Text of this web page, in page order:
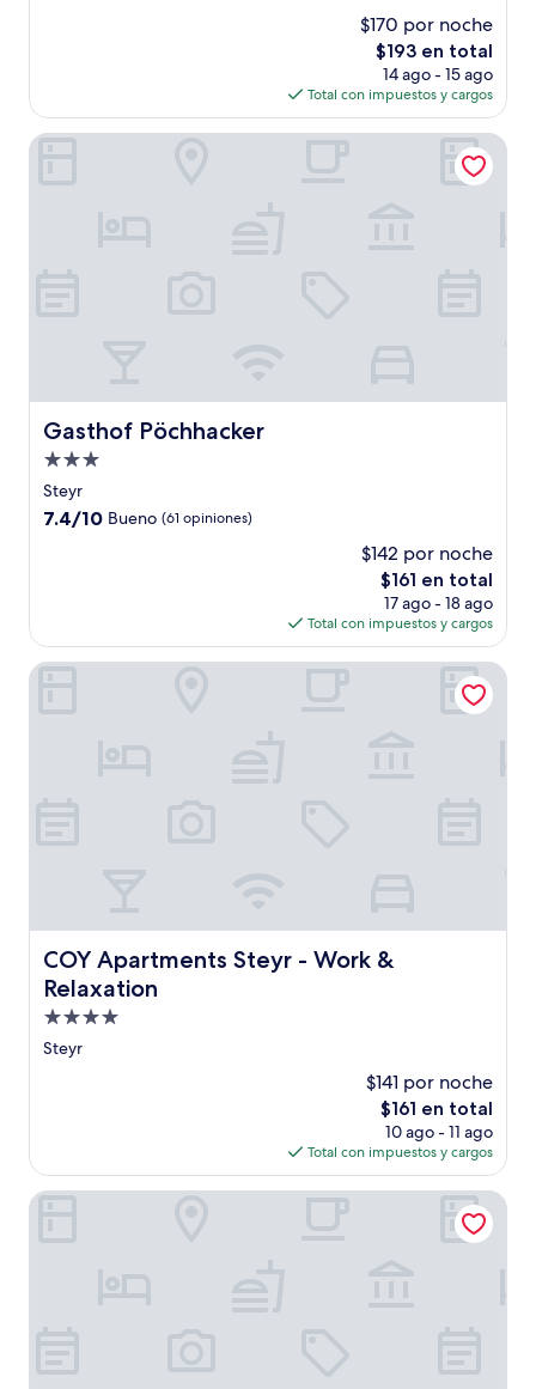
$170 por noche
El
precio
actual
es
de
$193 en total
14 ago - 15 ago
Total con impuestos y cargos
Gasthof Pöchhacker
Gasthof Pöchhacker
Propiedad
de
3.0
Steyr
7.4
7.4/10 Bueno (61 opiniones)
$142 por noche
El
precio
actual
es
de
$161 en total
17 ago - 18 ago
Total con impuestos y cargos
Gasthof Pöchhacker
COY Apartments Steyr - Work &
Relaxation
COY Apartments Steyr - Work & Relaxation
Propiedad
de
Steyr
$141 por noche
El
precio
actual
es
de
$161 en total
10 ago - 11 ago
Total con impuestos y cargos
COY Apartments Steyr - Work & Relaxation
Hotel Exel GmbH